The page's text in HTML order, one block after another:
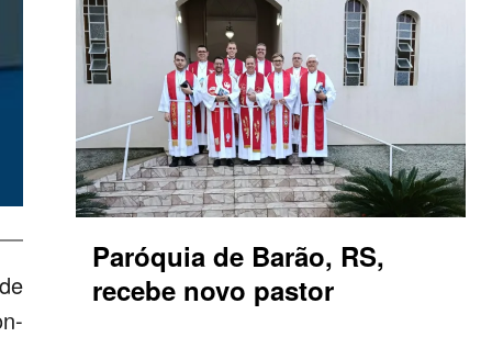
Paróquia de Barão, RS,
recebe novo pastor